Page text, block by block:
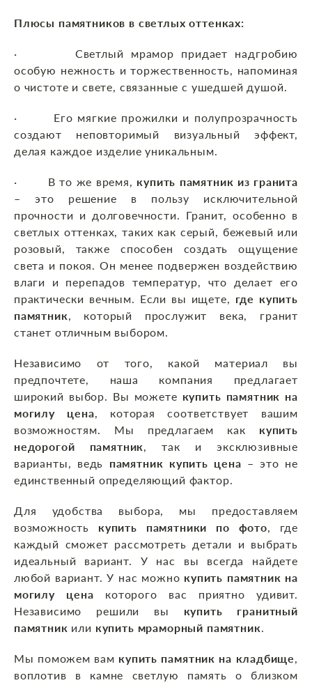
Плюсы памятников в светлых оттенках:
· Светлый мрамор придает надгробию
особую нежность и торжественность, напоминая
о чистоте и свете, связанные с ушедшей душой.
· Его мягкие прожилки и полупрозрачность
создают неповторимый визуальный эффект,
делая каждое изделие уникальным.
· В то же время, купить памятник из гранита
– это решение в пользу исключительной
прочности и долговечности. Гранит, особенно в
светлых оттенках, таких как серый, бежевый или
розовый, также способен создать ощущение
света и покоя. Он менее подвержен воздействию
влаги и перепадов температур, что делает его
практически вечным. Если вы ищете, где купить
памятник, который прослужит века, гранит
станет отличным выбором.
Независимо от того, какой материал вы
предпочтете, наша компания предлагает
широкий выбор. Вы можете купить памятник на
могилу цена, которая соответствует вашим
возможностям. Мы предлагаем как купить
недорогой памятник, так и эксклюзивные
варианты, ведь памятник купить цена – это не
единственный определяющий фактор.
Для удобства выбора, мы предоставляем
возможность купить памятники по фото, где
каждый сможет рассмотреть детали и выбрать
идеальный вариант. У нас вы всегда найдете
любой вариант. У нас можно купить памятник на
могилу цена которого вас приятно удивит.
Независимо решили вы купить гранитный
памятник или купить мраморный памятник.
Мы поможем вам купить памятник на кладбище,
воплотив в камне светлую память о близком